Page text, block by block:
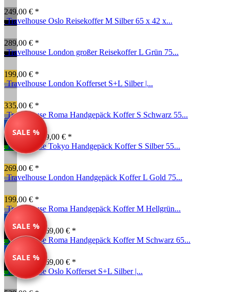
249,00 € *
Travelhouse Oslo Reisekoffer M Silber 65 x 42 x...
289,00 € *
Travelhouse London großer Reisekoffer L Grün 75...
199,00 € *
Travelhouse London Kofferset S+L Silber |...
335,00 € *
SALE %
Travelhouse Roma Handgepäck Koffer S Schwarz 55...
99,00 € *149,00 € *
Travelhouse Tokyo Handgepäck Koffer S Silber 55...
269,00 € *
Travelhouse London Handgepäck Koffer L Gold 75...
199,00 € *
SALE %
Travelhouse Roma Handgepäck Koffer M Hellgrün...
134,99 € * 169,00 € *
SALE %
Travelhouse Roma Handgepäck Koffer M Schwarz 65...
134,99 € *
169,00 € *
Travelhouse Oslo Kofferset S+L Silber |...